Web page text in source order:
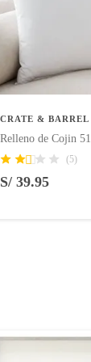
para asfalto.
línea blanca,
alimenticios,
CRATE & BARREL
Relleno de Cojin
(5)
S/ 39.95